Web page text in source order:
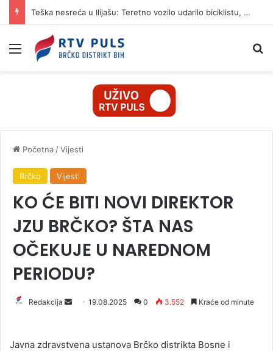
Teška nesreća u Ilijašu: Teretno vozilo udarilo biciklistu, 75-godišnjak zadržan u bolnici
Izbornik
Početna /Vijesti
Brčko Vijesti
KO ĆE BITI NOVI DIREKTOR
JZU BRČKO? ŠTA NAS
OČEKUJE U NAREDNOM
PERIODU?
Redakcija
d
19.08.2025 0 3.552 Kraće od minute
Javna zdravstvena ustanova Brčko distrikta Bosne i